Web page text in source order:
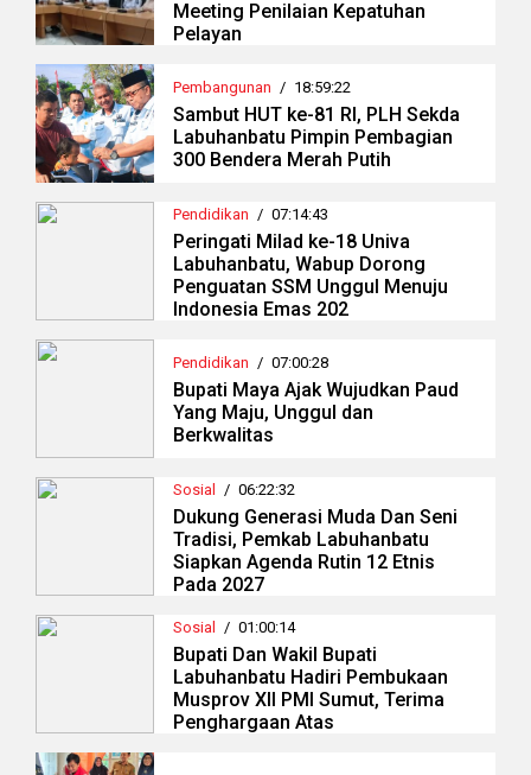
Meeting Penilaian Kepatuhan
Pelayan
Pembangunan / 18:59:22
Sambut HUT ke-81 RI, PLH Sekda
Labuhanbatu Pimpin Pembagian
300 Bendera Merah Putih
Pendidikan / 07:14:43
Peringati Milad ke-18 Univa
Labuhanbatu, Wabup Dorong
Penguatan SSM Unggul Menuju
Indonesia Emas 202
Pendidikan / 07:00:28
Bupati Maya Ajak Wujudkan Paud
Yang Maju, Unggul dan
Berkwalitas
Sosial / 06:22:32
Dukung Generasi Muda Dan Seni
Tradisi, Pemkab Labuhanbatu
Siapkan Agenda Rutin 12 Etnis
Pada 2027
Sosial / 01:00:14
Bupati Dan Wakil Bupati
Labuhanbatu Hadiri Pembukaan
Musprov XII PMI Sumut, Terima
Penghargaan Atas